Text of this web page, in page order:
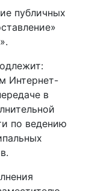
публичных
Интернет-
в
по ведению